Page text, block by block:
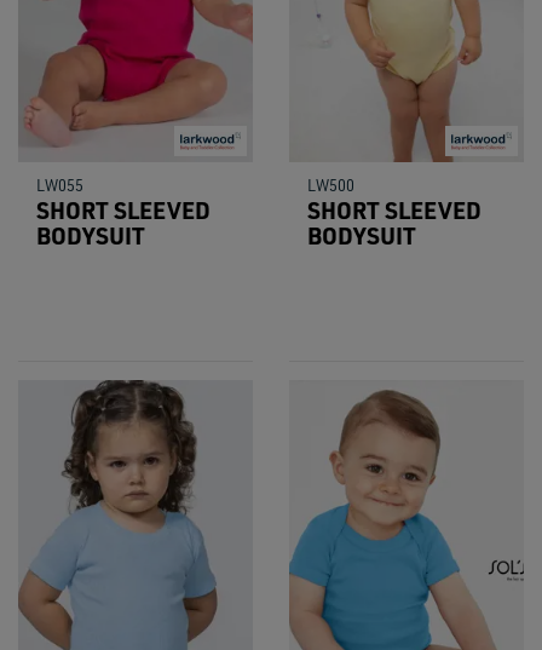
LW055
SHORT SLEEVED
BODYSUIT
LW500
SHORT SLEEVED
BODYSUIT